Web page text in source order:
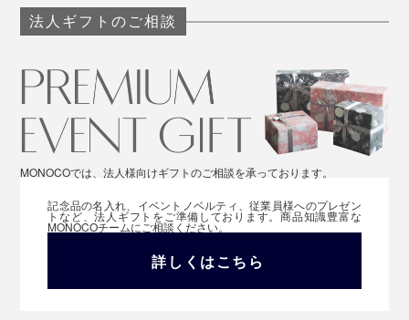
法人ギフトのご相談
MONOCOでは、法人様向けギフトのご相談を承っております。
記念品の名入れ、イベントノベルティ、従業員様へのプレゼン
トなど、法人ギフトをご準備しております。商品知識豊富な
MONOCOチームにご相談ください。
詳しくはこちら